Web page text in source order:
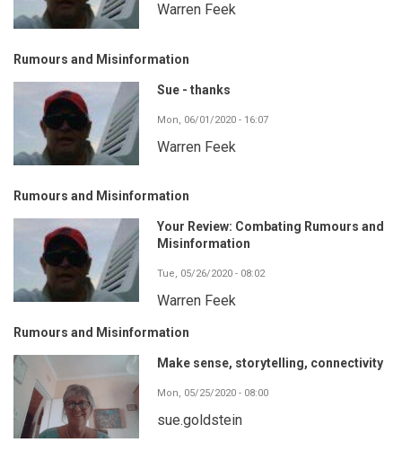
Warren Feek
Rumours and Misinformation
Sue - thanks
Mon, 06/01/2020 - 16:07
Warren Feek
Rumours and Misinformation
Your Review: Combating Rumours and
Misinformation
Tue, 05/26/2020 - 08:02
Warren Feek
Rumours and Misinformation
Make sense, storytelling, connectivity
Mon, 05/25/2020 - 08:00
sue.goldstein